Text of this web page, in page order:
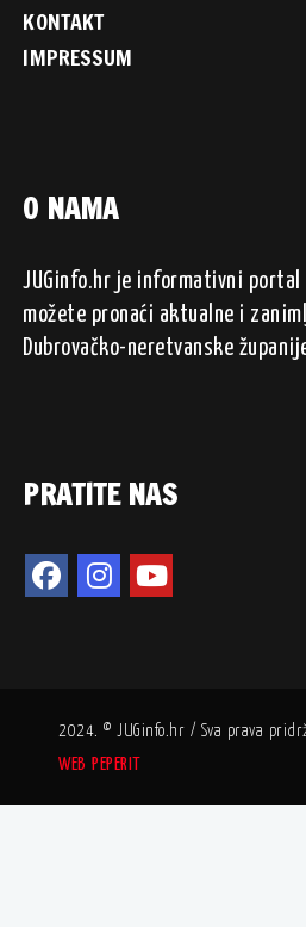
KONTAKT
IMPRESSUM
O NAMA
JUGinfo.hr je informativni portal
možete pronaći aktualne i
Dubrovačko-neretvanske
PRATITE NAS
2024. © JUGinfo.hr / Sva prava
WEB PEPERIT